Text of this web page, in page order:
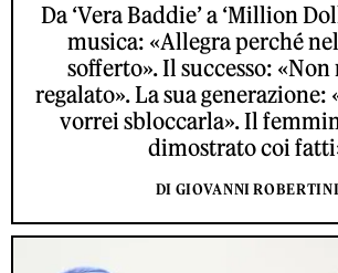
Da ‘Vera Baddie’ a ‘Million
musica: «Allegra perché
sofferto». Il successo: «Non
regalato». La sua generazione:
vorrei sbloccarla». Il
dimostrato coi
DI GIOVANNI ROBERTINI